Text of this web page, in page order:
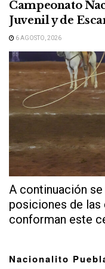
Campeonato
Juvenil y de
6 AGOSTO, 2026
A continuación
posiciones de
conforman este
Nacionalito